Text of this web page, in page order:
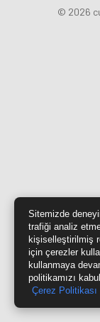
© 2026
Sitemizde
trafiği analiz
kişiselleştirilmiş
için çerezler
kullanmaya
politikamızı
Çerez Politikası